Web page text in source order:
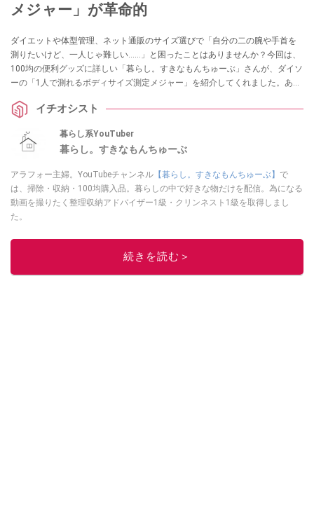
メジャー」が革命的
ダイエットや体型管理、ネット通販のサイズ選びで「自分の二の腕や手首を
測りたいけど、一人じゃ難しい……」と困ったことはありませんか？今回は、
100均の便利グッズに詳しい「暮らし。すきなもんちゅーぶ」さんが、ダイソ
ーの「1人で測れるボディサイズ測定メジャー」を紹介してくれました。あり
家に一台レベルの重宝アイテムです！
イチオシスト
暮らし系YouTuber
暮らし。すきなもんちゅーぶ
アラフォー主婦。YouTubeチャンネル 【暮らし。すきなもんちゅーぶ】 で
は、掃除・収納・100均購入品。暮らしの中で好きな物だけを配信。為になる
動画を撮りたく整理収納アドバイザー1級・クリンネスト1級を取得しまし
た。
このイチオシストの他の記事を読む
続きを読む＞